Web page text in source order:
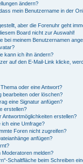
ändern?
mein Benutzername in der
aber die Forenuhr geht
Board nicht zur Auswahl!
bei meinem Benutzernamen
kann ich ihn ändern?
auf den E-Mail-Link klicke,
oder eine Antwort?
bearbeiten oder löschen?
eine Signatur anfügen?
erstellen?
Antwortmöglichkeiten erstellen?
ich eine Umfrage?
Foren nicht zugreifen?
anfügen?
Moderatoren melden?
Schaltfläche beim Schreiben